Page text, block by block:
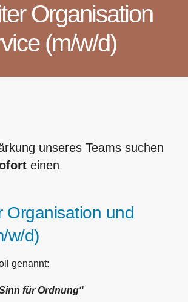
Organisation
(m/w/d)
unseres Teams suchen
einen
Organisation und
w/d)
genannt:
für Ordnung“